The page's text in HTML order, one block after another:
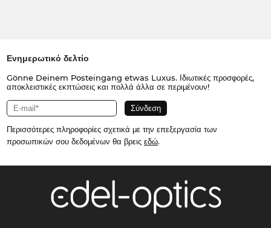
Ενημερωτικό δελτίο
Gönne Deinem Posteingang etwas Luxus. Ιδιωτικές προσφορές,
αποκλειστικές εκπτώσεις και πολλά άλλα σε περιμένουν!
Περισσότερες πληροφορίες σχετικά με την επεξεργασία των
προσωπικών σου δεδομένων θα βρεις εδώ.